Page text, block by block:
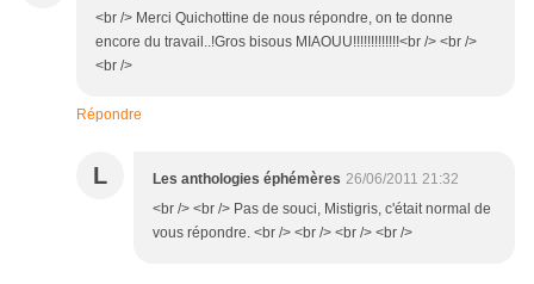
<br /> Merci Quichottine de nous répondre, on te donne
encore du travail..!Gros bisous MIAOUU!!!!!!!!!!!!!<br /> <br />
<br />
Répondre
L Les anthologies éphémères 26/06/2011 21:32
<br /> <br /> Pas de souci, Mistigris, c'était normal de
vous répondre. <br /> <br /> <br /> <br />